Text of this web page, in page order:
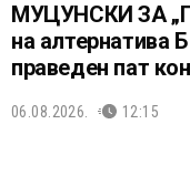
МУЦУНСКИ ЗА
на алтернатива
праведен пат
06.08.2026. 12:15